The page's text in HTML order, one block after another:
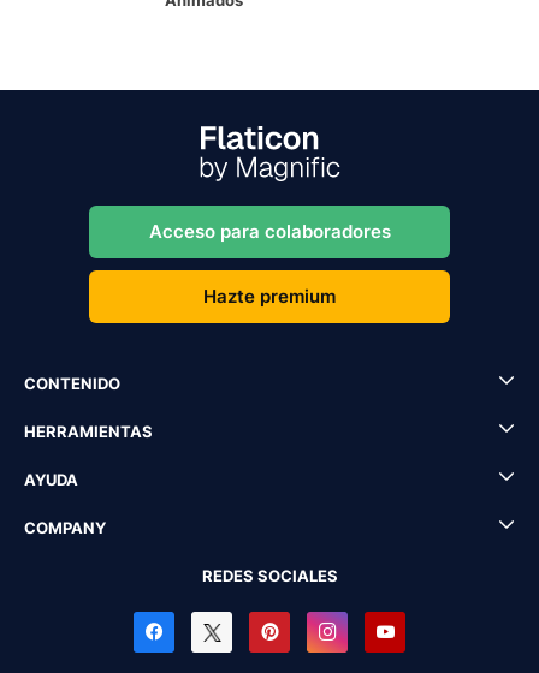
Acceso para colaboradores
Hazte premium
CONTENIDO
HERRAMIENTAS
AYUDA
COMPANY
REDES SOCIALES